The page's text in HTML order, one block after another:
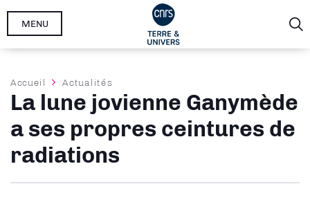
Aller
MENU
Fil
d'Ariane
Accueil Actualités
La lune jovienne Ganymède
a ses propres ceintures de
radiations